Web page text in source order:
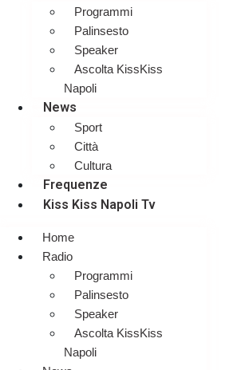
Programmi
Palinsesto
Speaker
Ascolta KissKiss
Napoli
News
Sport
Città
Cultura
Frequenze
Kiss Kiss Napoli Tv
Home
Radio
Programmi
Palinsesto
Speaker
Ascolta KissKiss
Napoli